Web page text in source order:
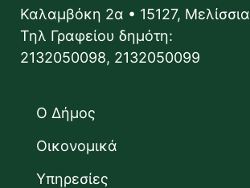
Καλαμβόκη 2α • 15127, Μελίσσια
Τηλ Γραφείου δημότη:
2132050098, 2132050099
Ο Δήμος
Οικονομικά
Υπηρεσίες